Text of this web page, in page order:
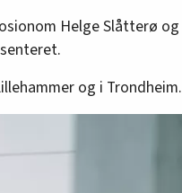
Helge Slåtterø og
og i Trondheim.